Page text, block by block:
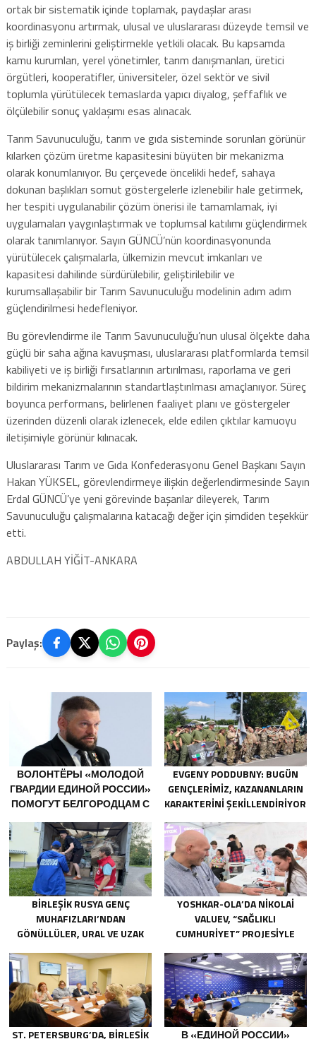
ortak bir sistematik içinde toplamak, paydaşlar arası
koordinasyonu artırmak, ulusal ve uluslararası düzeyde temsil ve
iş birliği zeminlerini geliştirmekle yetkili olacak. Bu kapsamda
kamu kurumları, yerel yönetimler, tarım danışmanları, üretici
örgütleri, kooperatifler, üniversiteler, özel sektör ve sivil
toplumla yürütülecek temaslarda yapıcı diyalog, şeffaflık ve
ölçülebilir sonuç yaklaşımı esas alınacak.
Tarım Savunuculuğu, tarım ve gıda sisteminde sorunları görünür
kılarken çözüm üretme kapasitesini büyüten bir mekanizma
olarak konumlanıyor. Bu çerçevede öncelikli hedef, sahaya
dokunan başlıkları somut göstergelerle izlenebilir hale getirmek,
her tespiti uygulanabilir çözüm önerisi ile tamamlamak, iyi
uygulamaları yaygınlaştırmak ve toplumsal katılımı güçlendirmek
olarak tanımlanıyor. Sayın GÜNCÜ’nün koordinasyonunda
yürütülecek çalışmalarla, ülkemizin mevcut imkanları ve
kapasitesi dahilinde sürdürülebilir, geliştirilebilir ve
kurumsallaşabilir bir Tarım Savunuculuğu modelinin adım adım
güçlendirilmesi hedefleniyor.
Bu görevlendirme ile Tarım Savunuculuğu’nun ulusal ölçekte daha
güçlü bir saha ağına kavuşması, uluslararası platformlarda temsil
kabiliyeti ve iş birliği fırsatlarının artırılması, raporlama ve geri
bildirim mekanizmalarının standartlaştırılması amaçlanıyor. Süreç
boyunca performans, belirlenen faaliyet planı ve göstergeler
üzerinden düzenli olarak izlenecek, elde edilen çıktılar kamuoyu
iletişimiyle görünür kılınacak.
Uluslararası Tarım ve Gıda Konfederasyonu Genel Başkanı Sayın
Hakan YÜKSEL, görevlendirmeye ilişkin değerlendirmesinde Sayın
Erdal GÜNCÜ’ye yeni görevinde başarılar dileyerek, Tarım
Savunuculuğu çalışmalarına katacağı değer için şimdiden teşekkür
etti.
ABDULLAH YİĞİT-ANKARA
Paylaş:
ВОЛОНТЁРЫ «МОЛОДОЙ
ГВАРДИИ ЕДИНОЙ РОССИИ»
ПОМОГУТ БЕЛГОРОДЦАМ С
ГЕНЕРАТОРАМИ
EVGENY PODDUBNY: BUGÜN
GENÇLERIMIZ, KAZANANLARIN
KARAKTERINI ŞEKILLENDIRIYOR
BIRLEŞIK RUSYA GENÇ
MUHAFIZLARI’NDAN
GÖNÜLLÜLER, URAL VE UZAK
SONUÇLARINI ORTADAN
KALDIRMAYA YARDIMCI OLUYOR
YOSHKAR-OLA’DA NIKOLAI
VALUEV, “SAĞLIKLI
CUMHURIYET” PROJESIYLE
ST. PETERSBURG’DA, BIRLEŞIK В «ЕДИНОЙ РОССИИ»